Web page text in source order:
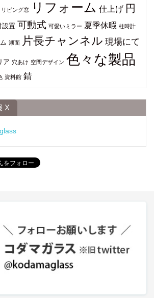
リビング窓 リフォーム 仕上げ 円
設置 可動式 可愛いミラー 夏季休暇 柱時計
湖面 片長チャンネル 現場にて
ア 穴あけ 空間デザイン 色々な製品
資料館 錆
X